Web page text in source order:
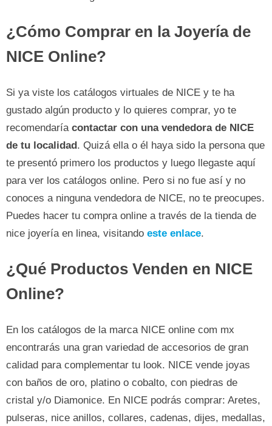
¿Cómo Comprar en la Joyería de
NICE Online?
Si ya viste los catálogos virtuales de NICE y te ha
gustado algún producto y lo quieres comprar, yo te
recomendaría contactar con una vendedora de NICE
de tu localidad. Quizá ella o él haya sido la persona que
te presentó primero los productos y luego llegaste aquí
para ver los catálogos online. Pero si no fue así y no
conoces a ninguna vendedora de NICE, no te preocupes.
Puedes hacer tu compra online a través de la tienda de
nice joyería en linea, visitando este enlace.
¿Qué Productos Venden en NICE
Online?
En los catálogos de la marca NICE online com mx
encontrarás una gran variedad de accesorios de gran
calidad para complementar tu look. NICE vende joyas
con baños de oro, platino o cobalto, con piedras de
cristal y/o Diamonice. En NICE podrás comprar: Aretes,
pulseras, nice anillos, collares, cadenas, dijes, medallas,